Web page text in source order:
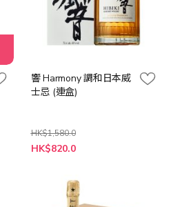
響 Harmony 調和日本威
士忌 (連盒)
HK$1,580.0
特
殊
HK$820.0